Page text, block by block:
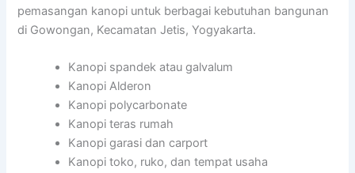
pemasangan kanopi untuk berbagai kebutuhan bangunan
di Gowongan, Kecamatan Jetis, Yogyakarta.
Kanopi spandek atau galvalum
Kanopi Alderon
Kanopi polycarbonate
Kanopi teras rumah
Kanopi garasi dan carport
Kanopi toko, ruko, dan tempat usaha